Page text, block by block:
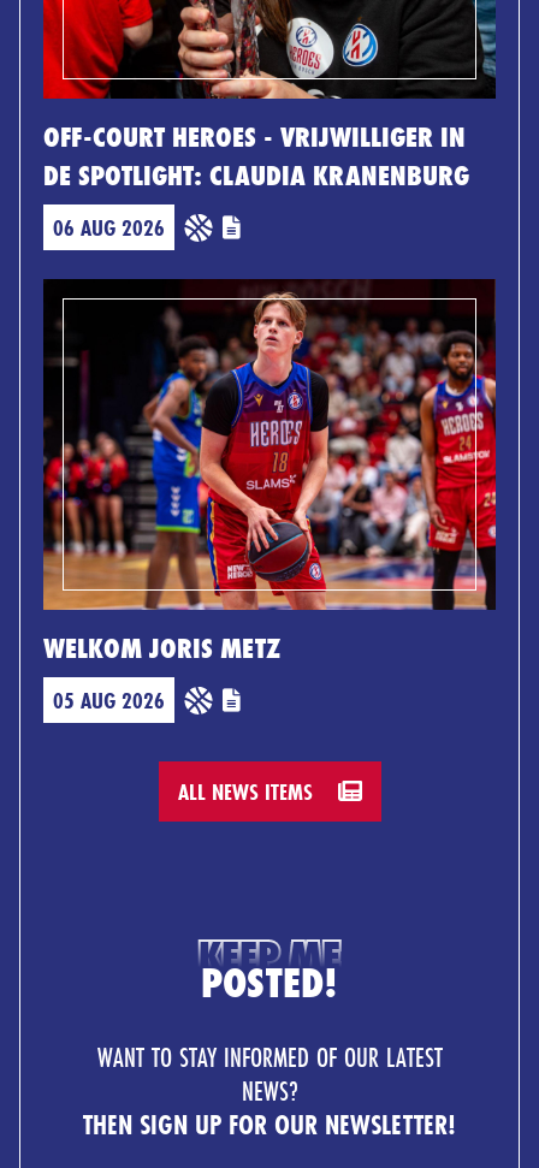
OFF-COURT HEROES - VRIJWILLIGER IN
DE SPOTLIGHT: CLAUDIA KRANENBURG
06 AUG 2026
WELKOM JORIS METZ
05 AUG 2026
ALL NEWS ITEMS
KEEP ME
POSTED!
WANT TO STAY INFORMED OF OUR LATEST
NEWS?
THEN SIGN UP FOR OUR NEWSLETTER!